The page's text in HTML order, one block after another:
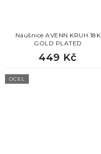
Náušnice AVENN KRUH 18K
GOLD PLATED
449 Kč
OCEL